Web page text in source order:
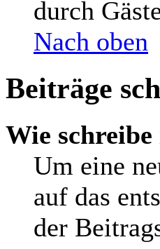
durch
Nach oben
Beiträge
Wie
Um eine
auf das
der